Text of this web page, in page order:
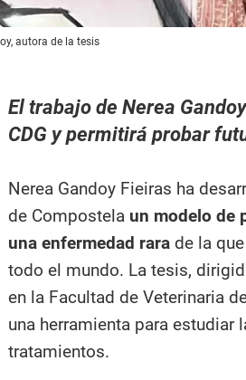
autora de la tesis
El trabajo de Nerea
CDG y permitirá probar
Nerea Gandoy Fieiras ha
de Compostela un modelo de
una enfermedad rara de la
todo el mundo. La tesis,
en la Facultad de Veterinaria
una herramienta para estudiar
tratamientos.